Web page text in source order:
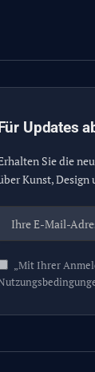
Updates
Sie die
Kunst, Design
„Mit Ihrer